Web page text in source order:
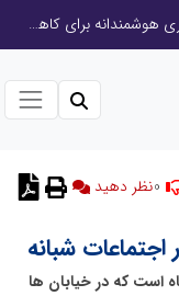
نوآوری و خلاقیت در آموزش رانندگی؛ سرمایه‌گذاری هوشمندانه برای کاهش آسیب‌های اجتماعی و ارتقای ایمنی جامعه
نظر دهید
شبانه
است که در خیابان ها